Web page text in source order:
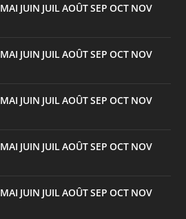
MAI JUIN JUIL AOÛTSEP OCT NOV
MAI JUIN JUIL AOÛTSEP OCT NOV
MAI JUIN JUIL AOÛTSEP OCT NOV
MAI JUIN JUIL AOÛTSEP OCT NOV
MAI JUIN JUIL AOÛTSEP OCT NOV